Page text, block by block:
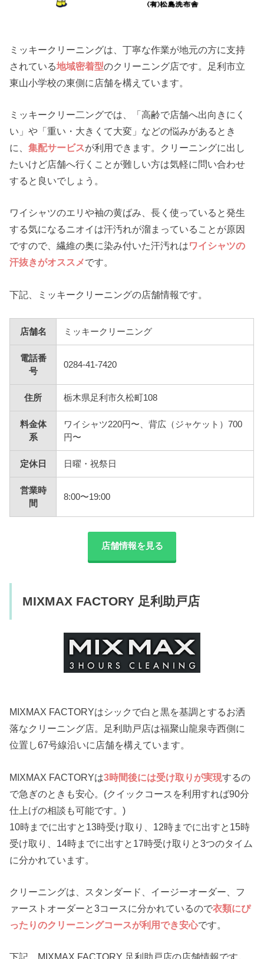
ミッキークリーニングは、丁寧な作業が地元の方に支持
されている地域密着型のクリーニング店です。足利市立
東山小学校の東側に店舗を構えています。
ミッキークリー二ングでは、「高齢で店舗へ出向きにく
い」や「重い・大きくて大変」などの悩みがあるとき
に、集配サービスが利用できます。クリーニングに出し
たいけど店舗へ行くことが難しい方は気軽に問い合わせ
すると良いでしょう。
ワイシャツのエリや袖の黄ばみ、長く使っていると発生
する気になるニオイは汗汚れが溜まっていることが原因
ですので、繊維の奥に染み付いた汗汚れはワイシャツの
汗抜きがオススメです。
下記、ミッキークリーニングの店舗情報です。
店舗名 ミッキークリーニング
電話番
号
0284-41-7420
住所 栃木県足利市久松町108
料金体
系
ワイシャツ220円〜、背広（ジャケット）700
円〜
定休日 日曜・祝祭日
営業時
間
8:00〜19:00
店舗情報を見る
MIXMAX FACTORY 足利助戸店
MIXMAX FACTORYはシックで白と黒を基調とするお洒
落なクリーニング店。足利助戸店は福聚山龍泉寺西側に
位置し67号線沿いに店舗を構えています。
MIXMAX FACTORYは3時間後には受け取りが実現するの
で急ぎのときも安心。(クイックコースを利用すれば90分
仕上げの相談も可能です。)
10時までに出すと13時受け取り、12時までに出すと15時
受け取り、14時までに出すと17時受け取りと3つのタイム
に分かれています。
クリーニングは、スタンダード、イージーオーダー、フ
ァーストオーダーと3コースに分かれているので衣類にぴ
ったりのクリーニングコースが利用でき安心です。
下記、MIXMAX FACTORY 足利助戸店の店舗情報です。